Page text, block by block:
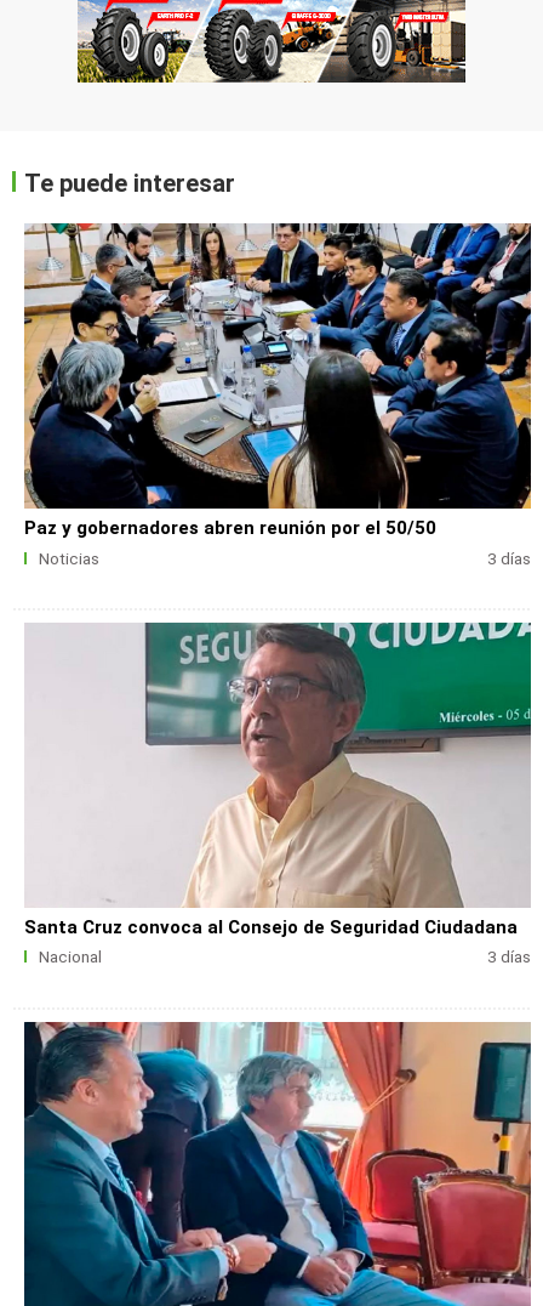
Te puede interesar
Paz y gobernadores abren reunión por el 50/50
Noticias 3 días
Santa Cruz convoca al Consejo de Seguridad Ciudadana
Nacional 3 días